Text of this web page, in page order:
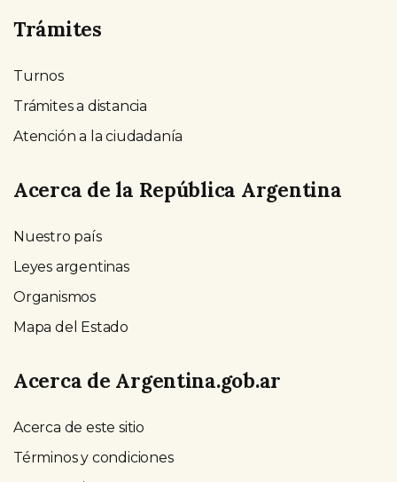
Trámites
Turnos
Trámites a distancia
Atención a la ciudadanía
Acerca de la República Argentina
Nuestro país
Leyes argentinas
Organismos
Mapa del Estado
Acerca de Argentina.gob.ar
Acerca de este sitio
Términos y condiciones